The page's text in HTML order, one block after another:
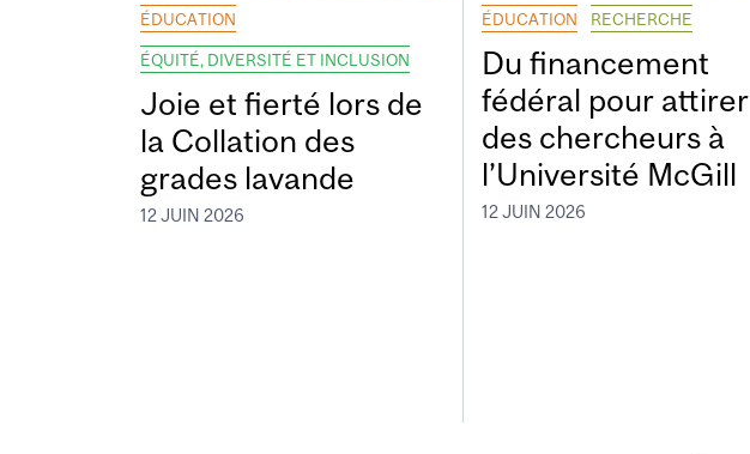
ÉDUCATION
ÉQUITÉ, DIVERSITÉ ET INCLUSION
Joie et fierté lors de
la Collation des
grades lavande
12 JUIN 2026
ÉDUCATION RECHERCHE
Du financement
fédéral pour attirer
des chercheurs à
l’Université McGill
12 JUIN 2026